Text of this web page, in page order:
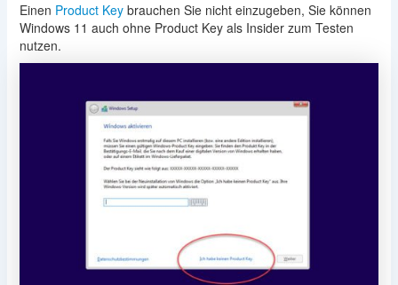
Einen Product Keybrauchen Sie nicht einzugeben, Sie können
Windows 11 auch ohne Product Key als Insider zum Testen
nutzen.